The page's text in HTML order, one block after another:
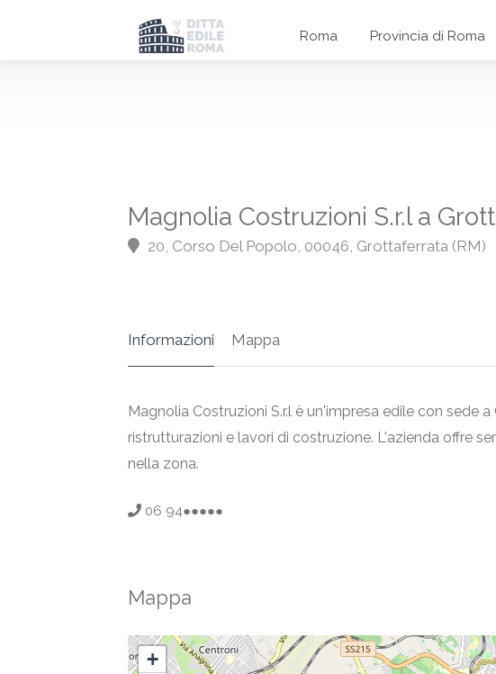
Roma Provincia di Roma
Magnolia Costruzioni S.r.l a
20, Corso Del Popolo, 00046, Grottaferrata (RM)
Informazioni Mappa
Magnolia Costruzioni S.r.l è un'impresa edile con sede
ristrutturazioni e lavori di costruzione. L'azienda offre
nella zona.
06 94●●●●●
Mappa
+